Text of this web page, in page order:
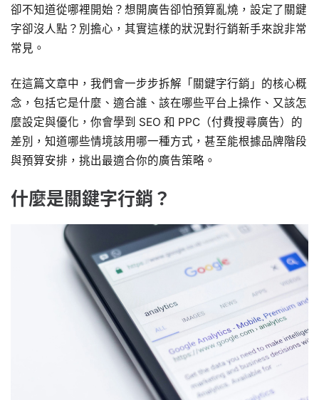
卻不知道從哪裡開始？想開廣告卻怕預算亂燒，設定了關鍵
字卻沒人點？別擔心，其實這樣的狀況對行銷新手來說非常
常見。
在這篇文章中，我們會一步步拆解「關鍵字行銷」的核心概
念，包括它是什麼、適合誰、該在哪些平台上操作、又該怎
麼設定與優化，你會學到 SEO 和 PPC（付費搜尋廣告）的
差別，知道哪些情境該用哪一種方式，甚至能根據品牌階段
與預算安排，挑出最適合你的廣告策略。
什麼是關鍵字行銷？